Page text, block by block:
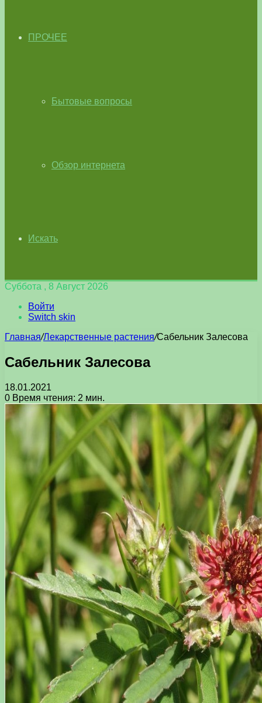
ПРОЧЕЕ
Бытовые вопросы
Обзор интернета
Искать
Суббота , 8 Август 2026
Войти
Switch skin
Главная/Лекарственные растения/Сабельник Залесова
Сабельник Залесова
18.01.2021
0 Время чтения: 2 мин.